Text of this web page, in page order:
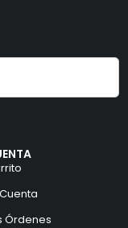
Órdenes